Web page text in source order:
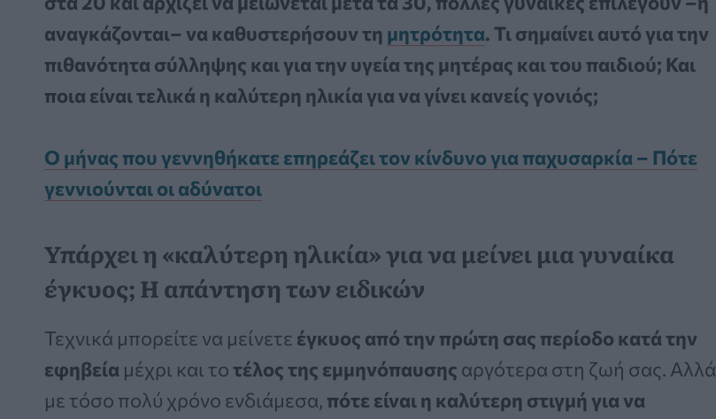
αναγκάζονται– να καθυστερήσουν τη μητρότητα. Τι σημαίνει αυτό για την
πιθανότητα σύλληψης και για την υγεία της μητέρας και του παιδιού; Και
ποια είναι τελικά η καλύτερη ηλικία για να γίνει κανείς γονιός;
Ο μήνας που γεννηθήκατε επηρεάζει τον κίνδυνο για παχυσαρκία – Πότε
γεννιούνται οι αδύνατοι
Υπάρχει η «καλύτερη ηλικία» για να μείνει μια γυναίκα
έγκυος; Η απάντηση των ειδικών
Τεχνικά μπορείτε να μείνετε έγκυος από την πρώτη σας περίοδο κατά την
εφηβεία μέχρι και τοτέλος της εμμηνόπαυσης αργότερα στη ζωή σας. Αλλά
με τόσο πολύ χρόνο ενδιάμεσα, πότε είναι η καλύτερη στιγμή για να